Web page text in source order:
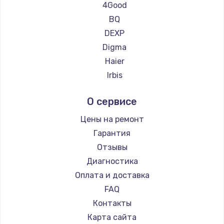
Замена термопасты
1060 руб.
Заказать
Замена системы охлаждения
1645 руб.
Замена процессора
1290 руб.
Заказать
Замена оперативной памяти
960 руб.
Заказать
Ремонт планшетов Teclast
Ремонт планшетов CHUWI
4Good
BQ
DEXP
Digma
Haier
Irbis
Microsoft
BlackView
Amazon
Aquarius
Philips
Dell
HP
Getac
ZTE
О сервисе
Цены на ремонт
Гарантия
Отзывы
Диагностика
Оплата и доставка
FAQ
Контакты
Карта сайта